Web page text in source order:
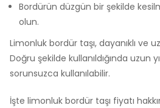
Bordürün düzgün bir şekilde
olun.
Limonluk bordür taşı, dayanıklı ve
Doğru şekilde kullanıldığında uzun
sorunsuzca kullanılabilir.
İşte limonluk bordür taşı fiyatı